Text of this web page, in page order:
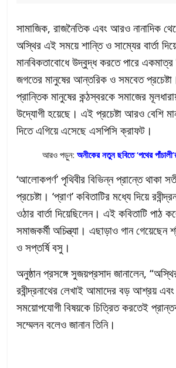
সামাজিক, রাজনৈতিক এবং আরও নানাদিক
অস্থির এই সময়ে শান্তি ও সাম্যের বার্তা
মানবিকতাবোধে উদ্বুদ্ধ করতে পারে একমাত্র
জগতের মানুষের আন্তরিক ও সমবেত
প্রান্তিক মানুষের কন্ঠস্বরকে সমাজের
উদ্যোগী হয়েছে। এই প্রচেষ্টা আরও বেশি
দিতে এগিয়ে এসেছে এসপিসি ক্রাফট।
আরও পড়ুন:অনীকের নতুন ছবিতে ‘পথের
‘আলোকপর্ণ’ পৃথিবীর বিভিন্ন প্রান্তে থাকা
প্রচেষ্টা। ‘প্রাণ’ কবিতাটির মধ্যে দিয়ে
ওঠার বার্তা দিয়েছিলেন। এই কবিতাটি পাঠ
সমাজকর্মী অচিন্ত্যা। এছাড়াও গান গেয়েছেন
ও সপ্তর্ষি বসু।
অনুষ্ঠান প্রসঙ্গে সুজয়প্রসাদ জানালেন,
রবীন্দ্রনাথের লেখাই আমাদের বড় আশ্রয়
সময়োপযোগী বিষয়কে চিত্রিত করতেই
সম্মেলন বলেও জানান তিনি।